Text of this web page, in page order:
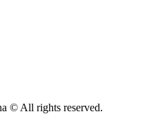
© All rights reserved.